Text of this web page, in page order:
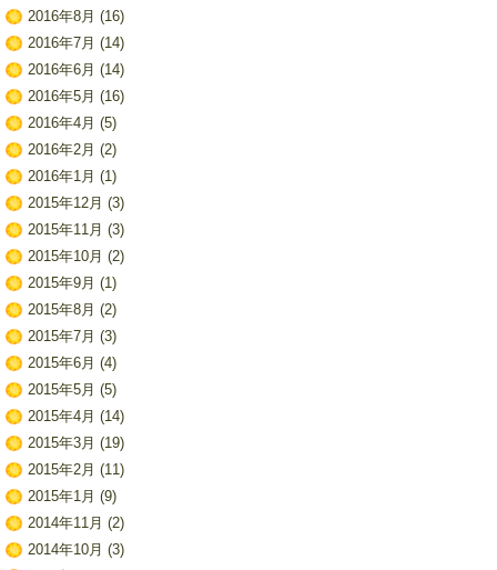
2016年8月 (16)
2016年7月 (14)
2016年6月 (14)
2016年5月 (16)
2016年4月 (5)
2016年2月 (2)
2016年1月 (1)
2015年12月 (3)
2015年11月 (3)
2015年10月 (2)
2015年9月 (1)
2015年8月 (2)
2015年7月 (3)
2015年6月 (4)
2015年5月 (5)
2015年4月 (14)
2015年3月 (19)
2015年2月 (11)
2015年1月 (9)
2014年11月 (2)
2014年10月 (3)